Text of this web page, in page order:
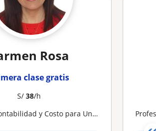
Rosa
clase gratis
S/38/h
para Universitarios, no Contadores y Alumnos de instituto.Full Practicas